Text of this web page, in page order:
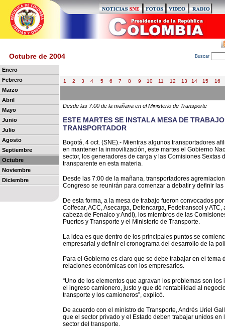
Octubre de 2004 Buscar
Enero
Febrero
Marzo
Abril
Mayo
Junio
Julio
Agosto
Septiembre
Octubre
Noviembre
Diciembre
1 2 3 4 5 6 7 8 9 10 11 12 13 14 15 16
Desde las 7:00 de la mañana en el Ministerio de Transporte
ESTE MARTES SE INSTALA MESA DE
TRANSPORTADOR
Bogotá, 4 oct. (SNE).- Mientras algunos transportadores
en mantener la inmovilización, este martes el Gobierno
sector, los generadores de carga y las Comisiones
transparente en esta materia.
Desde las 7:00 de la mañana, transportadores
Congreso se reunirán para comenzar a debatir y definir
De esta forma, a la mesa de trabajo fueron convocados
Colfecar, ACC, Asecarga, Defencarga, Fedetranscol y
cabeza de Fenalco y Andi), los miembros de las
Puertos y Transporte y el Ministerio de Transporte.
La idea es que dentro de los principales puntos se
empresarial y definir el cronograma del desarrollo de la
Para el Gobierno es claro que se debe trabajar en el
relaciones económicas con los empresarios.
“Uno de los elementos que agravan los problemas son
el ingreso camionero, justo y que dé rentabilidad al
transporte y los camioneros”, explicó.
De acuerdo con el ministro de Transporte, Andrés Uriel
que el sector privado y el Estado deben trabajar unidos
sector del transporte.